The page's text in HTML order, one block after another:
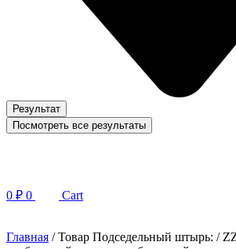
Результат
Посмотреть все результаты
0 ₽ 0 Cart
Главная / Товар Подседельный штырь: /